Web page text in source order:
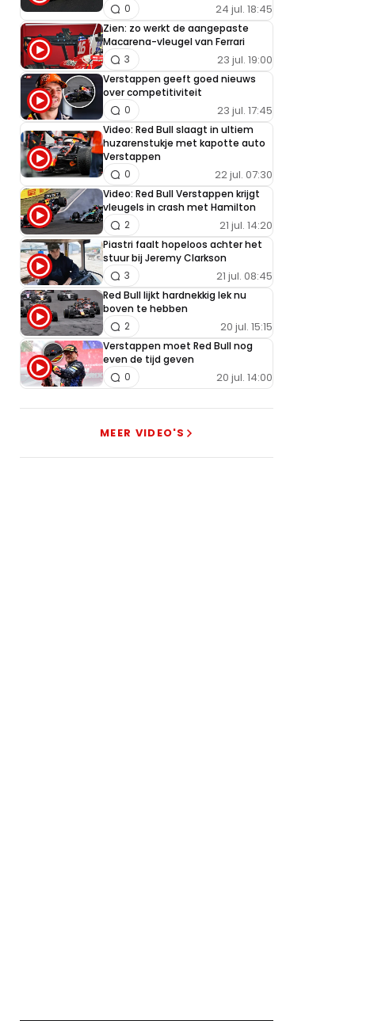
24 jul. 18:45
0
Zien: zo werkt de aangepaste
Macarena-vleugel van Ferrari
23 jul. 19:00
3
Verstappen geeft goed nieuws
over competitiviteit
23 jul. 17:45
0
Video: Red Bull slaagt in ultiem
huzarenstukje met kapotte auto
Verstappen
22 jul. 07:30
0
Video: Red Bull Verstappen krijgt
vleugels in crash met Hamilton
21 jul. 14:20
2
Piastri faalt hopeloos achter het
stuur bij Jeremy Clarkson
21 jul. 08:45
3
Red Bull lijkt hardnekkig lek nu
boven te hebben
20 jul. 15:15
2
Verstappen moet Red Bull nog
even de tijd geven
20 jul. 14:00
0
MEER VIDEO'S